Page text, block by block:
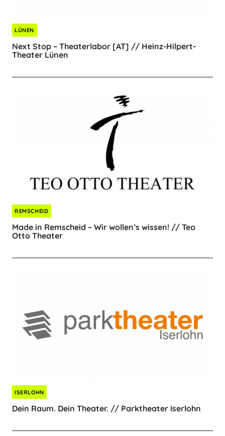
LÜNEN
Next Stop – Theaterlabor [AT] // Heinz-Hilpert-
Theater Lünen
REMSCHEID
Made in Remscheid – Wir wollen’s wissen! // Teo
Otto Theater
ISERLOHN
Dein Raum. Dein Theater. // Parktheater Iserlohn